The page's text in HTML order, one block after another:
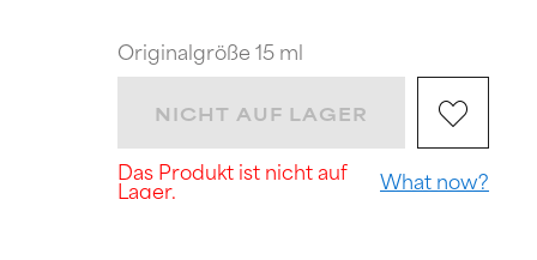
Originalgröße 15 ml
Das Produkt ist nicht auf
Lager. What now?
NICHT AUF LAGER